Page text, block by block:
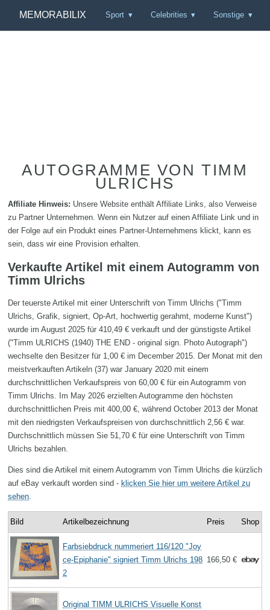
MEMORABILIX Sport Celebrities Sonstige
AUTOGRAMME VON TIMM
ULRICHS
Affiliate Hinweis: Unsere Website enthält Affiliate Links, also Verweise
zu Partner Unternehmen. Wenn ein Nutzer auf einen Affiliate Link und in
der Folge auf ein Produkt eines Partner-Unternehmens klickt, kann es
sein, dass wir eine Provision erhalten.
Verkaufte Artikel mit einem Autogramm von
Timm Ulrichs
Der teuerste Artikel mit einer Unterschrift von Timm Ulrichs ("Timm
Ulrichs, Grafik, signiert, Op-Art, hochwertig gerahmt, moderne Kunst")
wurde im August 2025 für 410,49 € verkauft und der günstigste Artikel
("Timm ULRICHS (1940) THE END - original sign. Photo Autograph")
wechselte den Besitzer für 1,00 € im December 2015. Der Monat mit den
meistverkauften Artikeln (37) war January 2020 mit einem
durchschnittlichen Verkaufspreis von 60,00 € für ein Autogramm von
Timm Ulrichs. Im May 2026 erzielten Autogramme den höchsten
durchschnittlichen Preis mit 400,00 €, während October 2013 der Monat
mit den niedrigsten Verkaufspreisen von durchschnittlich 2,56 € war.
Durchschnittlich müssen Sie 51,70 € für eine Unterschrift von Timm
Ulrichs bezahlen.
Dies sind die Artikel mit einem Autogramm von Timm Ulrichs die kürzlich
auf eBay verkauft worden sind - klicken Sie hier um weitere Artikel zu
sehen.
Bild Artikelbezeichnung Preis Shop
Farbsiebdruck nummeriert 116/120 "Joy
ce-Epiphanie" signiert Timm Ulrichs 198
2
166,50 €
Original TIMM ULRICHS Visuelle Konst